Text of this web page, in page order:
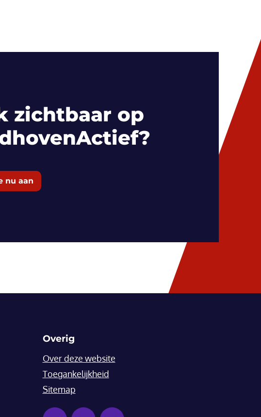
zichtbaar op
nu aan
Overig
Over deze website
Toegankelijkheid
Sitemap